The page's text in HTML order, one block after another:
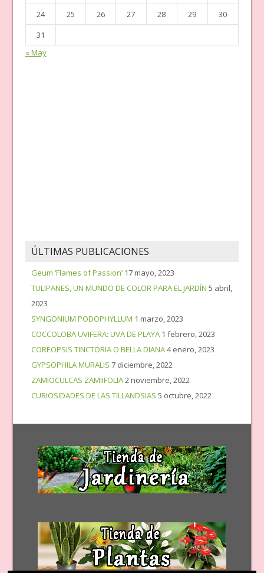
24
25 26 27 28 29
30
31
« May
ÚLTIMAS PUBLICACIONES
Geum ‘Flames of Passion’ 17 mayo, 2023
TULIPANES, UN MUNDO DE COLOR PARA EL JARDÍN 5 abril,
2023
SYNGONIUM PODOPHYLLUM 1 marzo, 2023
COCCOLOBA UVIFERA: UVA DE PLAYA 1 febrero, 2023
COREOPSIS TINCTORIA O BELLA DIANA4 enero, 2023
GYPSOPHILA MURALIS 7 diciembre, 2022
ZAMIOCULCAS ZAMIIFOLIA2 noviembre, 2022
CURIOSIDADES DE LAS TILLANDSIAS 5 octubre, 2022